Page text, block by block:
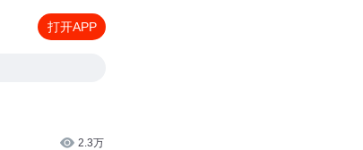
打开APP
2.3万